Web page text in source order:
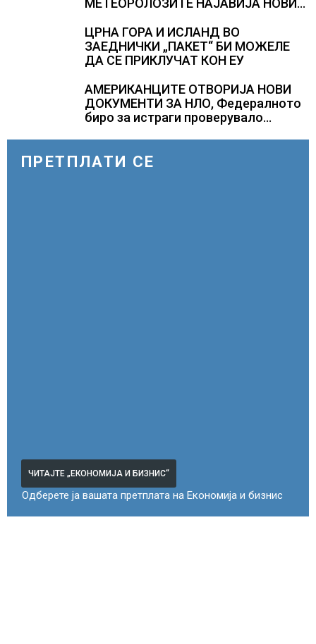
МЕТЕОРОЛОЗИТЕ НАЈАВИЈА НОВИ
АВГУСТ
ЦРНА ГОРА И ИСЛАНД ВО
ЗАЕДНИЧКИ „ПАКЕТ“ БИ МОЖЕЛЕ
ДА СЕ ПРИКЛУЧАТ КОН ЕУ
АМЕРИКАНЦИТЕ ОТВОРИЈА НОВИ
ДОКУМЕНТИ ЗА НЛО, Федералното
биро за истраги проверувало
ПРЕТПЛАТИ СЕ
ЧИТАЈТЕ „ЕКОНОМИЈА И БИЗНИС“
Одберете ја вашата претплата на Економија и бизнис